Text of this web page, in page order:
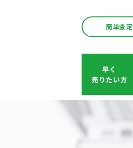
簡単査定
早く
売りたい方